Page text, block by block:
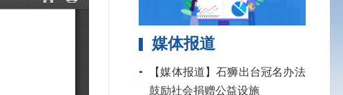
媒体报道
【媒体报道】石狮出台冠名办法
鼓励社会捐赠公益设施